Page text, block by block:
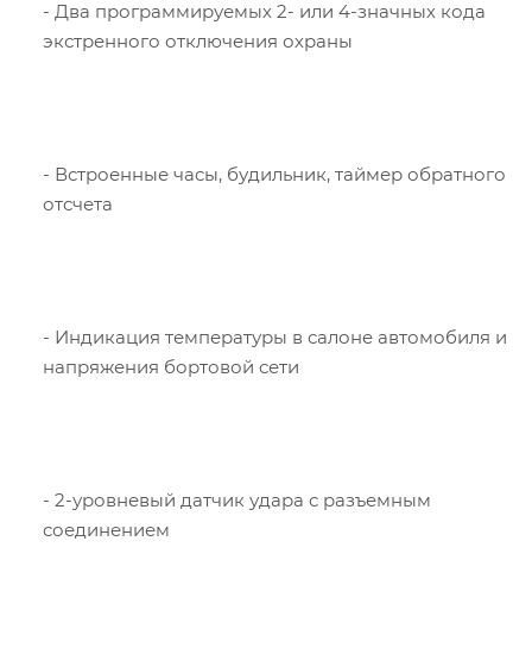
- Два программируемых 2- или 4-значных кода
экстренного отключения охраны
- Встроенные часы, будильник, таймер обратного
отсчета
- Индикация температуры в салоне автомобиля и
напряжения бортовой сети
- 2-уровневый датчик удара с разъемным
соединением